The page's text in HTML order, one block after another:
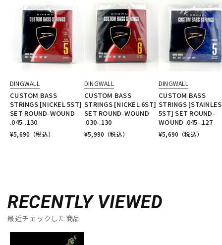
DINGWALL
CUSTOM BASS
STRINGS [NICKEL 5ST]
SET ROUND-WOUND
.045-.130
¥5,690 （税込）
DINGWALL
CUSTOM BASS
STRINGS [NICKEL 6ST]
SET ROUND-WOUND
.030-.130
¥5,990 （税込）
DINGWALL
CUSTOM BASS
STRINGS
5ST] SET ROUND-
WOUND .045-.127
¥5,690 （税込）
RECENTLY VIEWED
最近チェックした商品